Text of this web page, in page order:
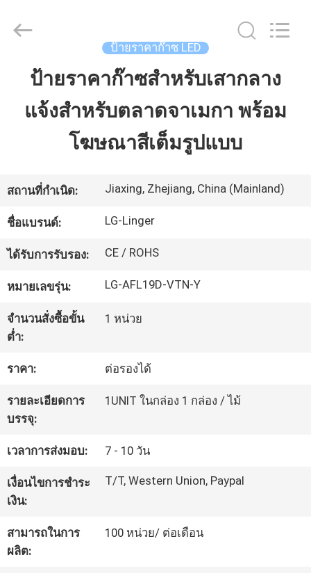
บ้าน
เกี่ยว
กับ
เรา
โรงงาน
คุณภาพ
ติดต่อ
เรา
ข่าว
Linger
Electronic
ป้ายราคาก๊าซ LED
ป้ายราคาก๊าซสำหรับเสากลาง
แจ้งสำหรับตลาดจาเมกา พร้อม
โฆษณาสีเต็มรูปแบบ
สถานที่กำเนิด: Jiaxing, Zhejiang, China (Mainland)
ชื่อแบรนด์: LG-Linger
ได้รับการรับรอง: CE / ROHS
หมายเลขรุ่น: LG-AFL19D-VTN-Y
จำนวนสั่งซื้อขั้น
ต่ำ:
1 หน่วย
ราคา: ต่อรองได้
รายละเอียดการ
บรรจุ:
1UNIT ในกล่อง 1 กล่อง / ไม้
เวลาการส่งมอบ: 7 - 10 วัน
เงื่อนไขการชำระ
เงิน:
T/T, Western Union, Paypal
สามารถในการ
ผลิต:
100 หน่วย/ ต่อเดือน